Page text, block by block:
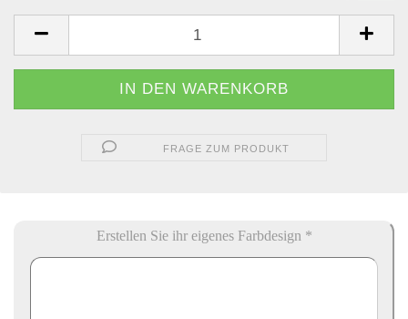
FRAGE ZUM PRODUKT
Erstellen Sie ihr eigenes Farbdesign *